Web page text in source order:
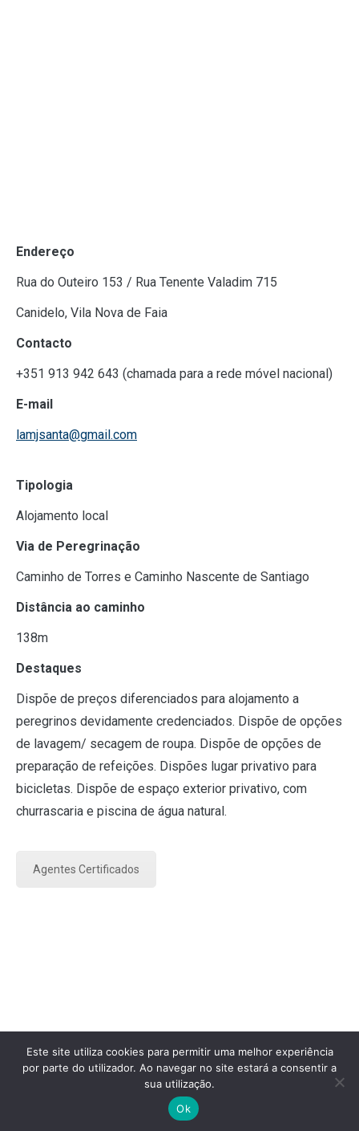
Endereço
Rua do Outeiro 153 / Rua Tenente Valadim 715
Canidelo, Vila Nova de Faia
Contacto
+351 913 942 643 (chamada para a rede móvel nacional)
E-mail
lamjsanta@gmail.com
Tipologia
Alojamento local
Via de Peregrinação
Caminho de Torres e Caminho Nascente de Santiago
Distância ao caminho
138m
Destaques
Dispõe de preços diferenciados para alojamento a
peregrinos devidamente credenciados. Dispõe de opções
de lavagem/ secagem de roupa. Dispõe de opções de
preparação de refeições. Dispões lugar privativo para
bicicletas. Dispõe de espaço exterior privativo, com
churrascaria e piscina de água natural.
Agentes Certificados
Federação Portuguesa do Caminho de
Este site utiliza cookies para permitir uma melhor experiência
por parte do utilizador. Ao navegar no site estará a consentir a
sua utilização.
Ok